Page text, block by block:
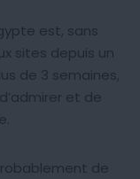
est, sans
sites depuis un
de 3 semaines,
et de
de